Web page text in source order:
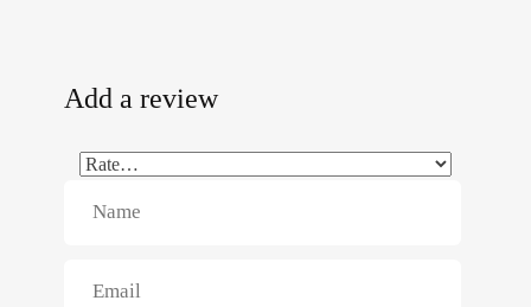
Add a review